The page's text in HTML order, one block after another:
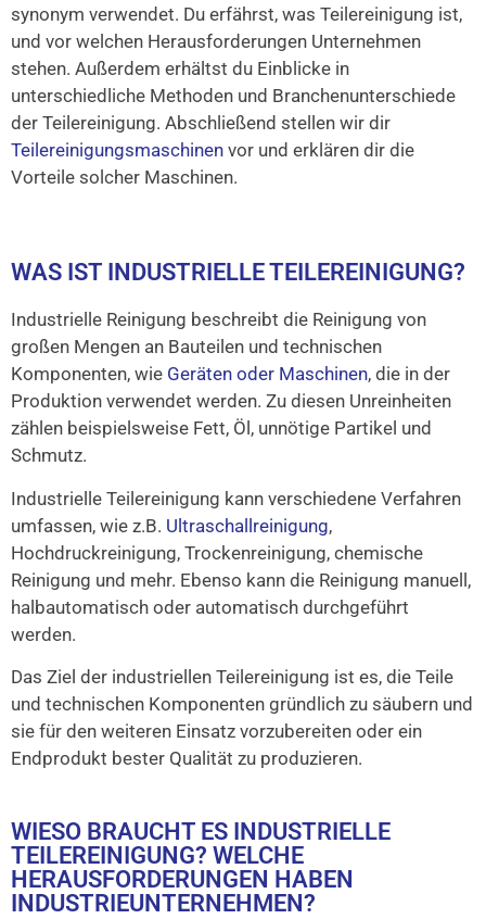
synonym verwendet. Du erfährst, was Teilereinigung ist,
und vor welchen Herausforderungen Unternehmen
stehen. Außerdem erhältst du Einblicke in
unterschiedliche Methoden und Branchenunterschiede
der Teilereinigung. Abschließend stellen wir dir
Teilereinigungsmaschinen vor und erklären dir die
Vorteile solcher Maschinen.
WAS IST INDUSTRIELLE TEILEREINIGUNG?
Industrielle Reinigung beschreibt die Reinigung von
großen Mengen an Bauteilen und technischen
Komponenten, wie Geräten oder Maschinen, die in der
Produktion verwendet werden. Zu diesen Unreinheiten
zählen beispielsweise Fett, Öl, unnötige Partikel und
Schmutz.
Industrielle Teilereinigung kann verschiedene Verfahren
umfassen, wie z.B. Ultraschallreinigung,
Hochdruckreinigung, Trockenreinigung, chemische
Reinigung und mehr. Ebenso kann die Reinigung manuell,
halbautomatisch oder automatisch durchgeführt
werden.
Das Ziel der industriellen Teilereinigung ist es, die Teile
und technischen Komponenten gründlich zu säubern und
sie für den weiteren Einsatz vorzubereiten oder ein
Endprodukt bester Qualität zu produzieren.
WIESO BRAUCHT ES INDUSTRIELLE
TEILEREINIGUNG? WELCHE
HERAUSFORDERUNGEN HABEN
INDUSTRIEUNTERNEHMEN?